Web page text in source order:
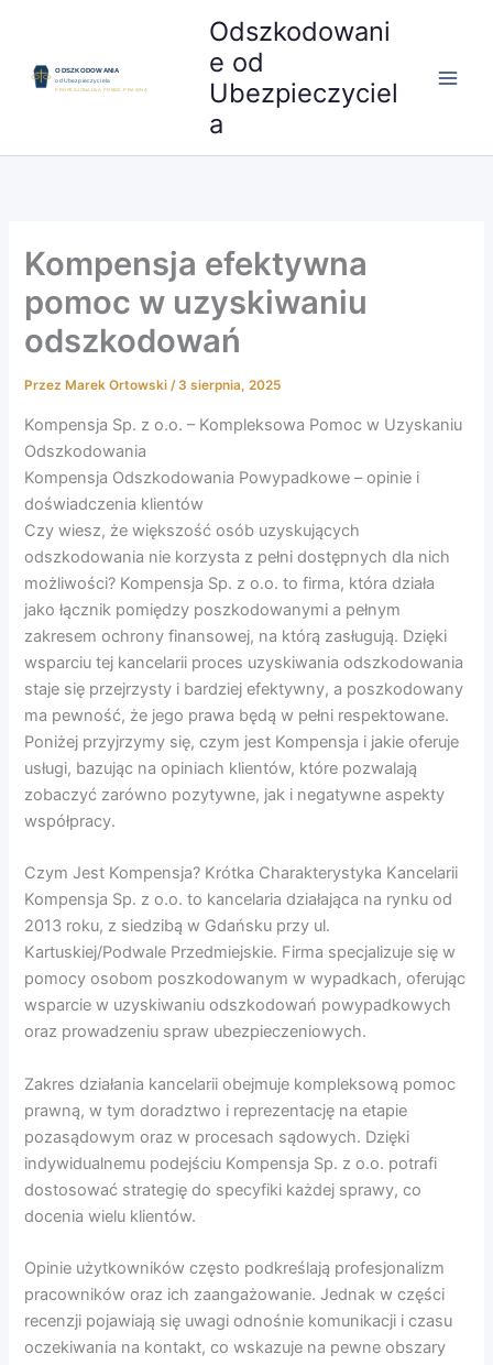
treści
Odszkodowani
e od
Ubezpieczyciel
a
Kompensja efektywna
pomoc w uzyskiwaniu
odszkodowań
Przez Marek Ortowski/ 3 sierpnia, 2025
Kompensja Sp. z o.o. – Kompleksowa Pomoc w Uzyskaniu
Odszkodowania
Kompensja Odszkodowania Powypadkowe – opinie i
doświadczenia klientów
Czy wiesz, że większość osób uzyskujących
odszkodowania nie korzysta z pełni dostępnych dla nich
możliwości? Kompensja Sp. z o.o. to firma, która działa
jako łącznik pomiędzy poszkodowanymi a pełnym
zakresem ochrony finansowej, na którą zasługują. Dzięki
wsparciu tej kancelarii proces uzyskiwania odszkodowania
staje się przejrzysty i bardziej efektywny, a poszkodowany
ma pewność, że jego prawa będą w pełni respektowane.
Poniżej przyjrzymy się, czym jest Kompensja i jakie oferuje
usługi, bazując na opiniach klientów, które pozwalają
zobaczyć zarówno pozytywne, jak i negatywne aspekty
współpracy.
Czym Jest Kompensja? Krótka Charakterystyka Kancelarii
Kompensja Sp. z o.o. to kancelaria działająca na rynku od
2013 roku, z siedzibą w Gdańsku przy ul.
Kartuskiej/Podwale Przedmiejskie. Firma specjalizuje się w
pomocy osobom poszkodowanym w wypadkach, oferując
wsparcie w uzyskiwaniu odszkodowań powypadkowych
oraz prowadzeniu spraw ubezpieczeniowych.
Zakres działania kancelarii obejmuje kompleksową pomoc
prawną, w tym doradztwo i reprezentację na etapie
pozasądowym oraz w procesach sądowych. Dzięki
indywidualnemu podejściu Kompensja Sp. z o.o. potrafi
dostosować strategię do specyfiki każdej sprawy, co
docenia wielu klientów.
Opinie użytkowników często podkreślają profesjonalizm
pracowników oraz ich zaangażowanie. Jednak w części
recenzji pojawiają się uwagi odnośnie komunikacji i czasu
oczekiwania na kontakt, co wskazuje na pewne obszary